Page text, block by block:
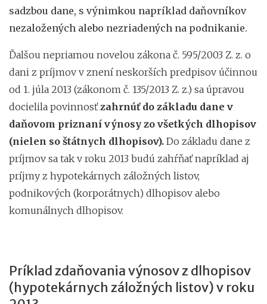
sadzbou dane, s výnimkou napríklad daňovníkov
nezaložených alebo nezriadených na podnikanie.
Ďalšou nepriamou novelou zákona č. 595/2003 Z. z. o
dani z príjmov v znení neskorších predpisov účinnou
od 1. júla 2013 (zákonom č. 135/2013 Z. z.) sa úpravou
docielila povinnosťzahrnúť do základu dane v
daňovom priznaní výnosy zo všetkých dlhopisov
(nielen so štátnych dlhopisov). Do základu dane z
príjmov sa tak v roku 2013 budú zahŕňať napríklad aj
príjmy z hypotekárnych záložných listov,
podnikových (korporátnych) dlhopisov alebo
komunálnych dlhopisov.
Príklad zdaňovania výnosov z dlhopisov
(hypotekárnych záložných listov) v roku